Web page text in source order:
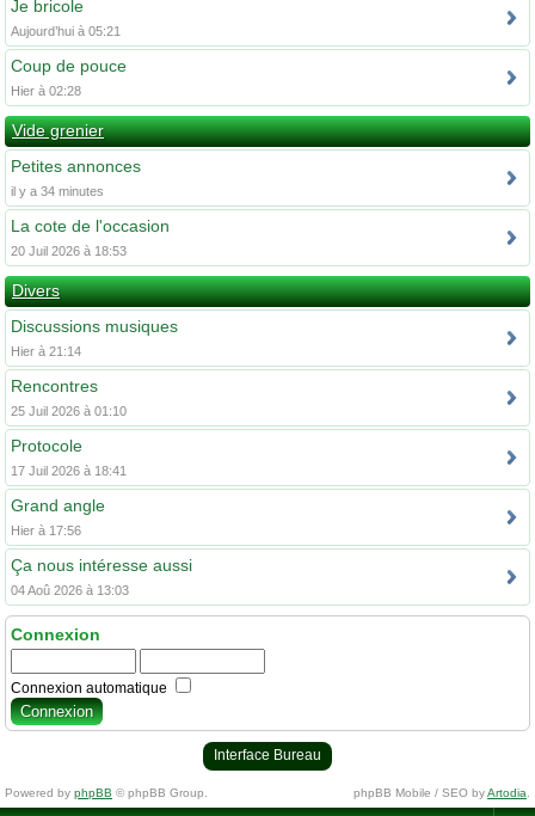
Je bricole
Aujourd’hui à 05:21
Coup de pouce
Hier à 02:28
Vide grenier
Petites annonces
il y a 34 minutes
La cote de l'occasion
20 Juil 2026 à 18:53
Divers
Discussions musiques
Hier à 21:14
Rencontres
25 Juil 2026 à 01:10
Protocole
17 Juil 2026 à 18:41
Grand angle
Hier à 17:56
Ça nous intéresse aussi
04 Aoû 2026 à 13:03
Connexion
Connexion automatique
Interface Bureau
Powered by phpBB © phpBB Group. phpBB Mobile / SEO byArtodia